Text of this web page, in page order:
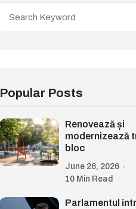
Popular Posts
Renovează și
modernizează
bloc
June 26, 2026
10 Min Read
Parlamentul